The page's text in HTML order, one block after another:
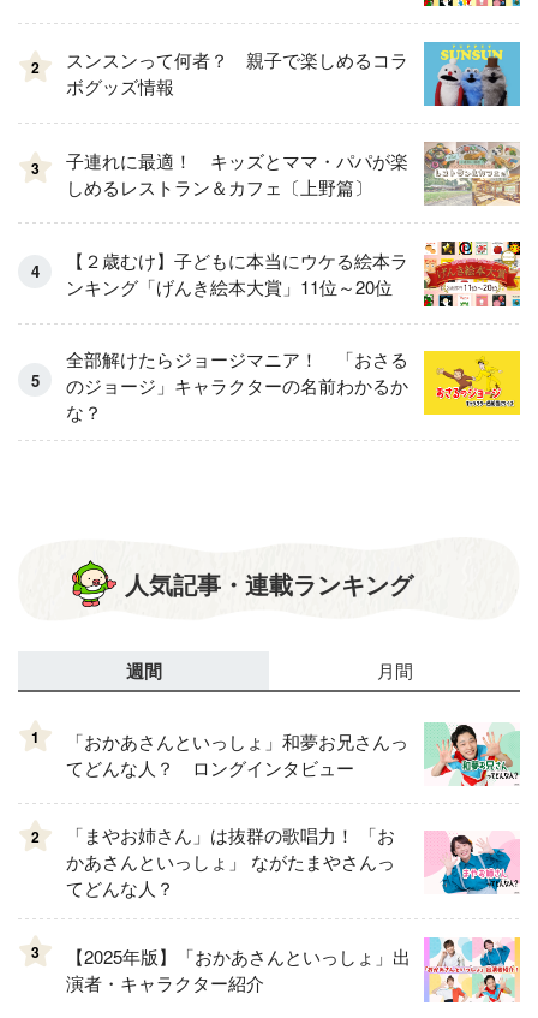
2
スンスンって何者？ 親子で楽しめるコラ
ボグッズ情報
3
子連れに最適！ キッズとママ・パパが楽
しめるレストラン＆カフェ〔上野篇〕
【２歳むけ】子どもに本当にウケる絵本ラ
ンキング「げんき絵本大賞」11位～20位
全部解けたらジョージマニア！ 「おさる
のジョージ」キャラクターの名前わかるか
な？
人気記事・連載ランキング
週間 月間
1
「おかあさんといっしょ」和夢お兄さんっ
てどんな人？ ロングインタビュー
2
「まやお姉さん」は抜群の歌唱力！ 「お
かあさんといっしょ」 ながたまやさんっ
てどんな人？
3
【2025年版】「おかあさんといっしょ」出
演者・キャラクター紹介